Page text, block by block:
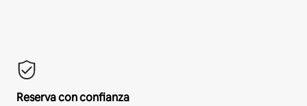
Reserva con confianza